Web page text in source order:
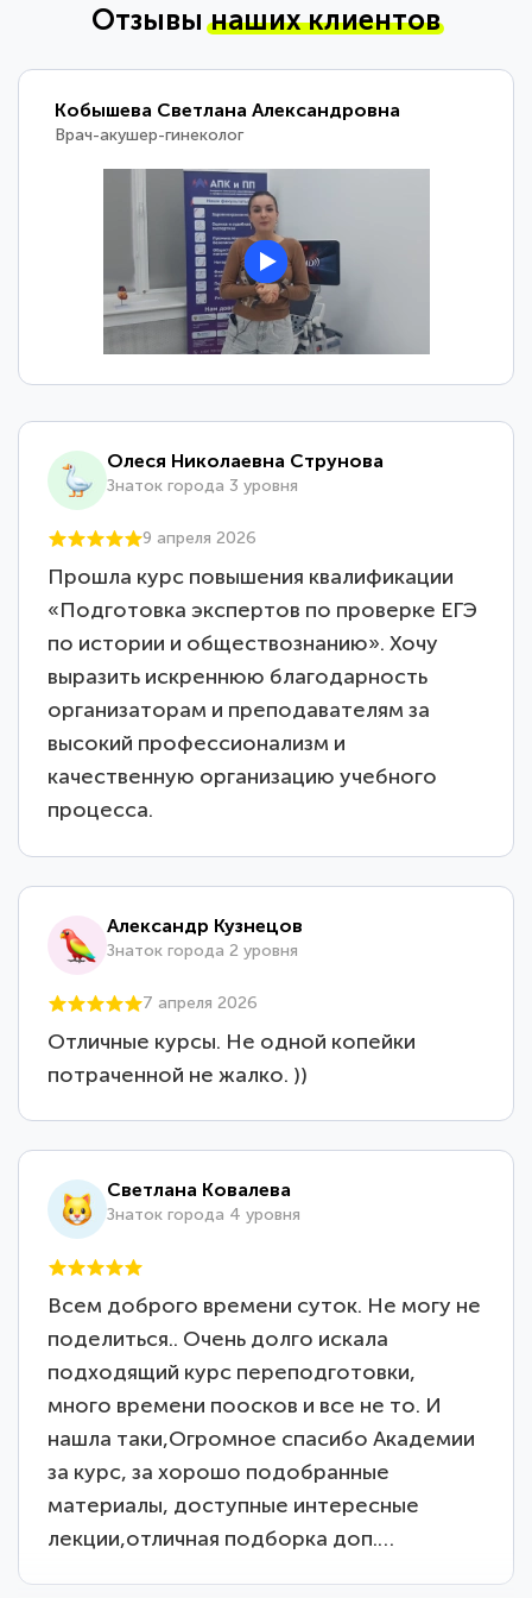
Отзывынаших клиентов
Кобышева Светлана Александровна
Врач-акушер-гинеколог
Олеся Николаевна Струнова
Знаток города 3 уровня
9 апреля 2026
Прошла курс повышения квалификации
«Подготовка экспертов по проверке ЕГЭ
по истории и обществознанию». Хочу
выразить искреннюю благодарность
организаторам и преподавателям за
высокий профессионализм и
качественную организацию учебного
процесса.
Александр Кузнецов
Знаток города 2 уровня
7 апреля 2026
Отличные курсы. Не одной копейки
потраченной не жалко. ))
Светлана Ковалева
Знаток города 4 уровня
Всем доброго времени суток. Не могу не
поделиться.. Очень долго искала
подходящий курс переподготовки,
много времени поосков и все не то. И
нашла таки,Огромное спасибо Академии
за курс, за хорошо подобранные
материалы, доступные интересные
лекции,отличная подборка доп.…